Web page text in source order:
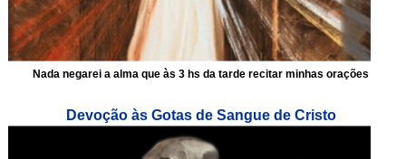
Nada negarei a alma que às 3 hs da tarde recitar minhas orações
Devoção às Gotas de Sangue de Cristo